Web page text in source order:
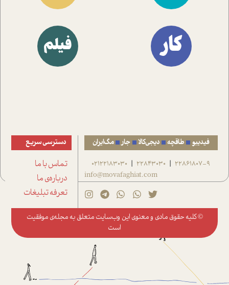
کار فیلم
فیدیبو طاقچه دیجی‌کالا جار مگ‌ایران
22861807-9
|
22843030
|
02122183030
info@movafaghiat.com
دسترسی سریع
تماس با ما
درباره‌ی ما
تعرفه تبلیغات
© کلیه حقوق مادی و معنوی این وب‌سایت متعلق به مجله‌ی موفقیت
است